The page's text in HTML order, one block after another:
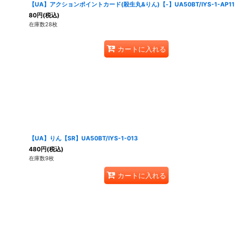
【UA】アクションポイントカード(殺生丸&りん)【-】UA50BT/IYS-1-AP11
80円(税込)
在庫数28枚
カートに入れる
【UA】りん【SR】UA50BT/IYS-1-013
480円(税込)
在庫数9枚
カートに入れる